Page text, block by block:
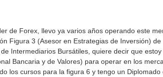
de Forex, llevo ya varios años operando este
Figura 3 (Asesor en Estrategias de Inversión) de
Intermediarios Bursátiles, quiere decir que estoy
Bancaria y de Valores) para operar en los
los cursos para la figura 6 y tengo un Diplomado